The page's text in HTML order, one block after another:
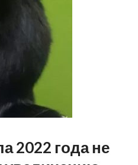
2022 года не